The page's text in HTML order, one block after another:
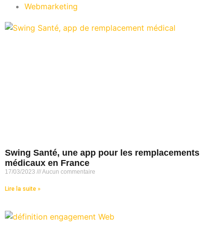
Webmarketing
Swing Santé, une app pour les remplacements
médicaux en France
17/03/2023 Aucun commentaire
Lire la suite »